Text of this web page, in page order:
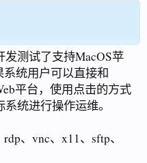
测试了支持MacOS苹
统用户可以直接和
平台，使用点击的方式
统进行操作运维。
、vnc、x11、sftp、